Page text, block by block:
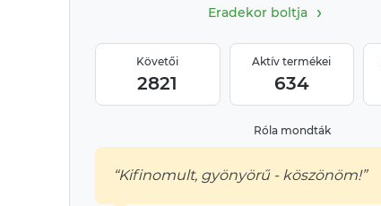
Eradekor boltja
›
Követői
2821
Aktív termékei
634
Róla mondták
“Kifinomult, gyönyörű - köszönöm!”